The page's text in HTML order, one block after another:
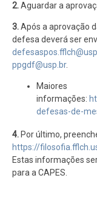
2.Aguardar a
3.Após a aprovação
defesa deverá ser
ppgdf@usp.br.
Maiores
informações:
defesas-de-
4. Por último,
https://
Estas informações
para a CAPES.